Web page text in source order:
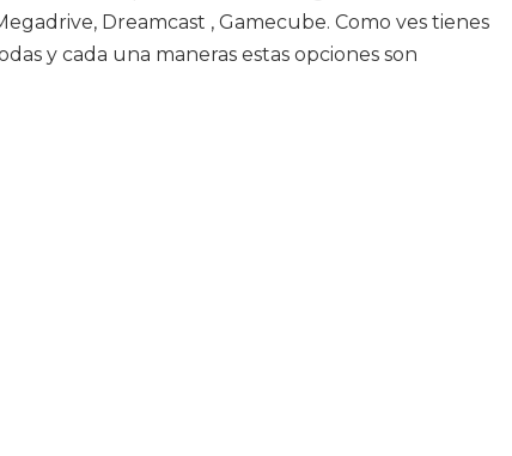
Dreamcast , Gamecube. Como ves tienes
y cada una maneras estas opciones son